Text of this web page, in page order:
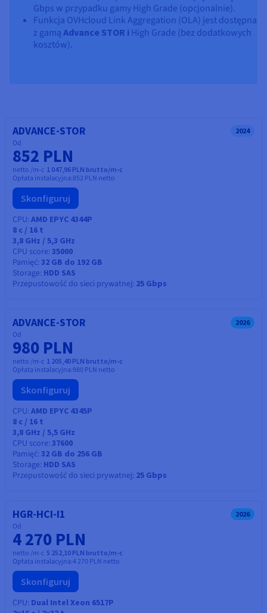
Gbps w przypadku gamy High Grade (opcjonalnie).
Funkcja OVHcloud Link Aggregation (OLA) jest dostępna
z gamą Advance STOR i High Grade (bez dodatkowych
kosztów).
ADVANCE-STOR 2024
Od
852 PLN
netto /m-c 1 047,96 PLN brutto/m-c
Opłata instalacyjna:852 PLN netto
Skonfiguruj
CPU AMD EPYC 4344P
8 c / 16 t
3,8 GHz / 5,3 GHz
CPU score 35000
Pamięć 32 GB do 192 GB
Storage HDD SAS
Przepustowość do sieci prywatnej 25 Gbps
ADVANCE-STOR 2026
Od
980 PLN
netto /m-c 1 205,40 PLN brutto/m-c
Opłata instalacyjna:980 PLN netto
Skonfiguruj
CPU AMD EPYC 4345P
8 c / 16 t
3,8 GHz / 5,5 GHz
CPU score 37600
Pamięć 32 GB do 256 GB
Storage HDD SAS
Przepustowość do sieci prywatnej 25 Gbps
HGR-HCI-I1 2026
Od
4 270 PLN
netto /m-c 5 252,10 PLN brutto/m-c
Opłata instalacyjna:4 270 PLN netto
Skonfiguruj
CPU Dual Intel Xeon 6517P